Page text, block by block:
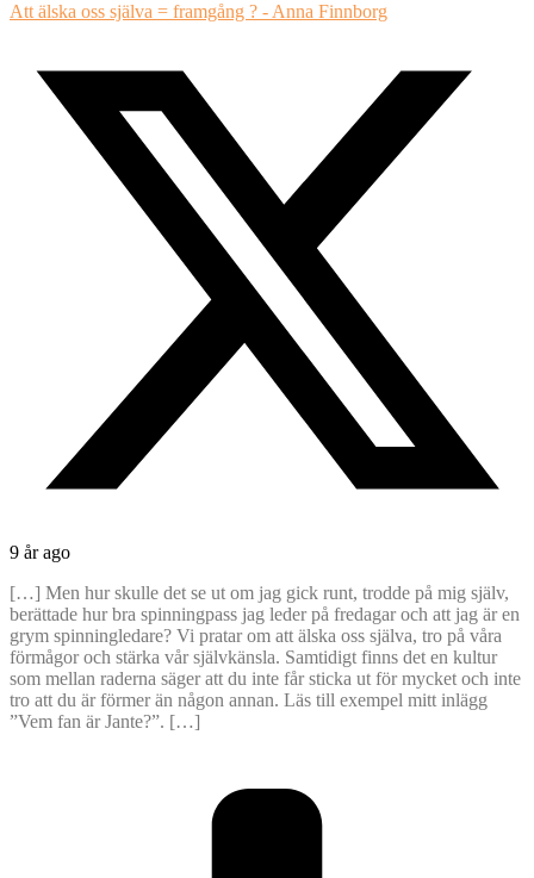
Att älska oss själva = framgång ? - Anna Finnborg
9 år ago
[…] Men hur skulle det se ut om jag gick runt, trodde på mig själv,
berättade hur bra spinningpass jag leder på fredagar och att jag är en
grym spinningledare? Vi pratar om att älska oss själva, tro på våra
förmågor och stärka vår självkänsla. Samtidigt finns det en kultur
som mellan raderna säger att du inte får sticka ut för mycket och inte
tro att du är förmer än någon annan. Läs till exempel mitt inlägg
”Vem fan är Jante?”. […]